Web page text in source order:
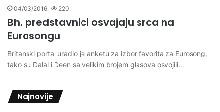
04/03/2016 220
Bh. predstavnici osvajaju srca na
Eurosongu
Britanski portal uradio je anketu za izbor favorita za Eurosong,
tako su Dalal i Deen sa velikim brojem glasova osvojili…
Najnovije